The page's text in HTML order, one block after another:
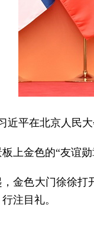
近平在北京人民
上金色的“友谊
金色大门徐徐
注目礼。